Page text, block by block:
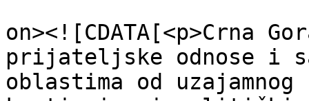
on><![CDATA[<p>Crna
prijateljske odnose i
oblastima od